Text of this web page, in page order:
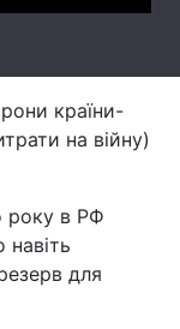
країни-
на війну)
року в РФ
для